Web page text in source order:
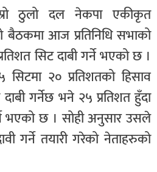
ठुलो दल नेकपा एकीकृत
बैठकमा आज प्रतिनिधि सभाको
सिट दाबी गर्ने भएको छ ।
२० प्रतिशतको हिसाव
गर्नेछ भने २५ प्रतिशत हुँदा
भएको छ । सोही अनुसार उसले
गर्ने तयारी गरेको नेताहरुको